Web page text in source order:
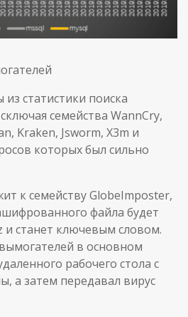
статистики поиска
семейства WannCry,
Kraken, Jsworm, X3m и
которых был сильно
к семейству GlobeImposter,
файла будет
и станет ключевым словом.
в основном
рабочего стола с
а затем передавал вирус